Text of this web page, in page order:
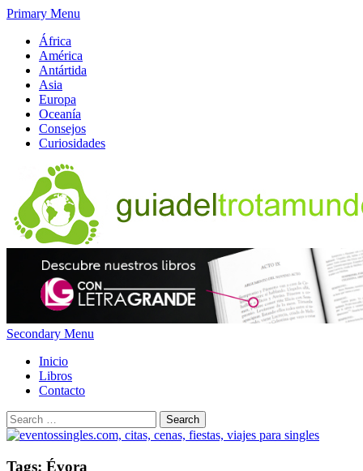
Primary Menu
África
América
Antártida
Asia
Europa
Oceanía
Consejos
Curiosidades
Secondary Menu
Inicio
Libros
Contacto
Search
Tags: Évora